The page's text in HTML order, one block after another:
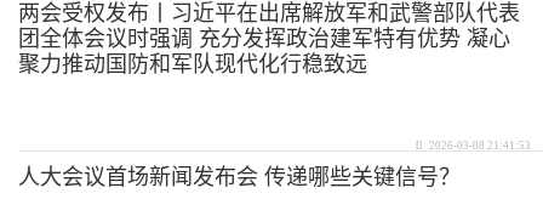
两会受权发布丨习近平在出席解放军和武警部队代表
团全体会议时强调 充分发挥政治建军特有优势 凝心
聚力推动国防和军队现代化行稳致远
2026-03-08 21:41:53
人大会议首场新闻发布会 传递哪些关键信号？